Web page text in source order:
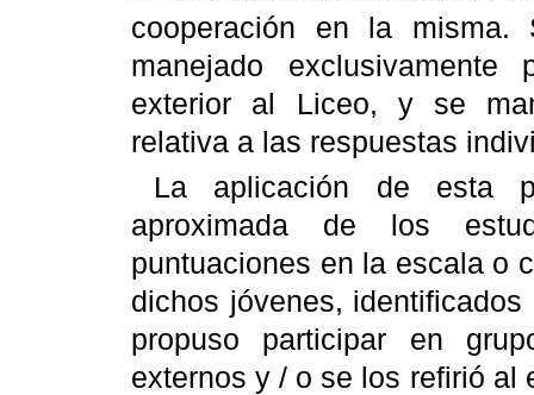
cooperación en la
manejado
exterior al Liceo, y se
relativa a las respuestas
La aplicación de esta
aproximada de los
puntuaciones en la escala o
dichos jóvenes,
propuso participar en
externos y / o se los refirió al